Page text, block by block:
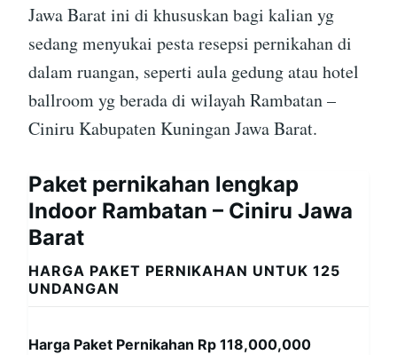
Jawa Barat ini di khususkan bagi kalian yg
sedang menyukai pesta resepsi pernikahan di
dalam ruangan, seperti aula gedung atau hotel
ballroom yg berada di wilayah Rambatan –
Ciniru Kabupaten Kuningan Jawa Barat.
Paket pernikahan lengkap
Indoor Rambatan – Ciniru Jawa
Barat
HARGA PAKET PERNIKAHAN UNTUK 125
UNDANGAN
Harga Paket Pernikahan Rp 118,000,000